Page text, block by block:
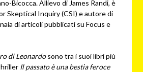
Bicocca. Allievo di James Randi, è
Skeptical Inquiry (CSI) e autore di
di articoli pubblicati su Focus e
di Leonardosono tra i suoi libri più
Il passato è una bestia feroce